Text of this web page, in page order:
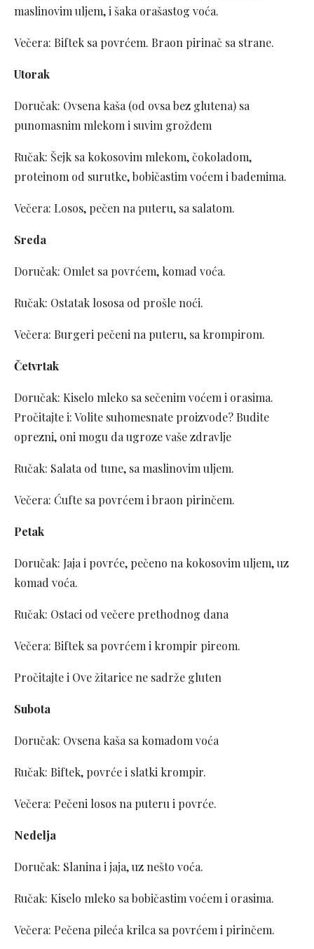
maslinovim uljem, i šaka orašastog voća.
Večera: Biftek sa povrćem. Braon pirinač sa strane.
Utorak
Doručak: Ovsena kaša (od ovsa bez glutena) sa
punomasnim mlekom i suvim grožđem
Ručak: Šejk sa kokosovim mlekom, čokoladom,
proteinom od surutke, bobičastim voćem i bademima.
Večera: Losos, pečen na puteru, sa salatom.
Sreda
Doručak: Omlet sa povrćem, komad voća.
Ručak: Ostatak lososa od prošle noći.
Večera: Burgeri pečeni na puteru, sa krompirom.
Četvrtak
Doručak: Kiselo mleko sa sečenim voćem i orasima.
Pročitajte i: Volite suhomesnate proizvode? Budite
oprezni, oni mogu da ugroze vaše zdravlje
Ručak: Salata od tune, sa maslinovim uljem.
Večera: Ćufte sa povrćem i braon pirinčem.
Petak
Doručak: Jaja i povrće, pečeno na kokosovim uljem, uz
komad voća.
Ručak: Ostaci od večere prethodnog dana
Večera: Biftek sa povrćem i krompir pireom.
Pročitajte i Ove žitarice ne sadrže gluten
Subota
Doručak: Ovsena kaša sa komadom voća
Ručak: Biftek, povrće i slatki krompir.
Večera: Pečeni losos na puteru i povrće.
Nedelja
Doručak: Slanina i jaja, uz nešto voća.
Ručak: Kiselo mleko sa bobičastim voćem i orasima.
Večera: Pečena pileća krilca sa povrćem i pirinčem.